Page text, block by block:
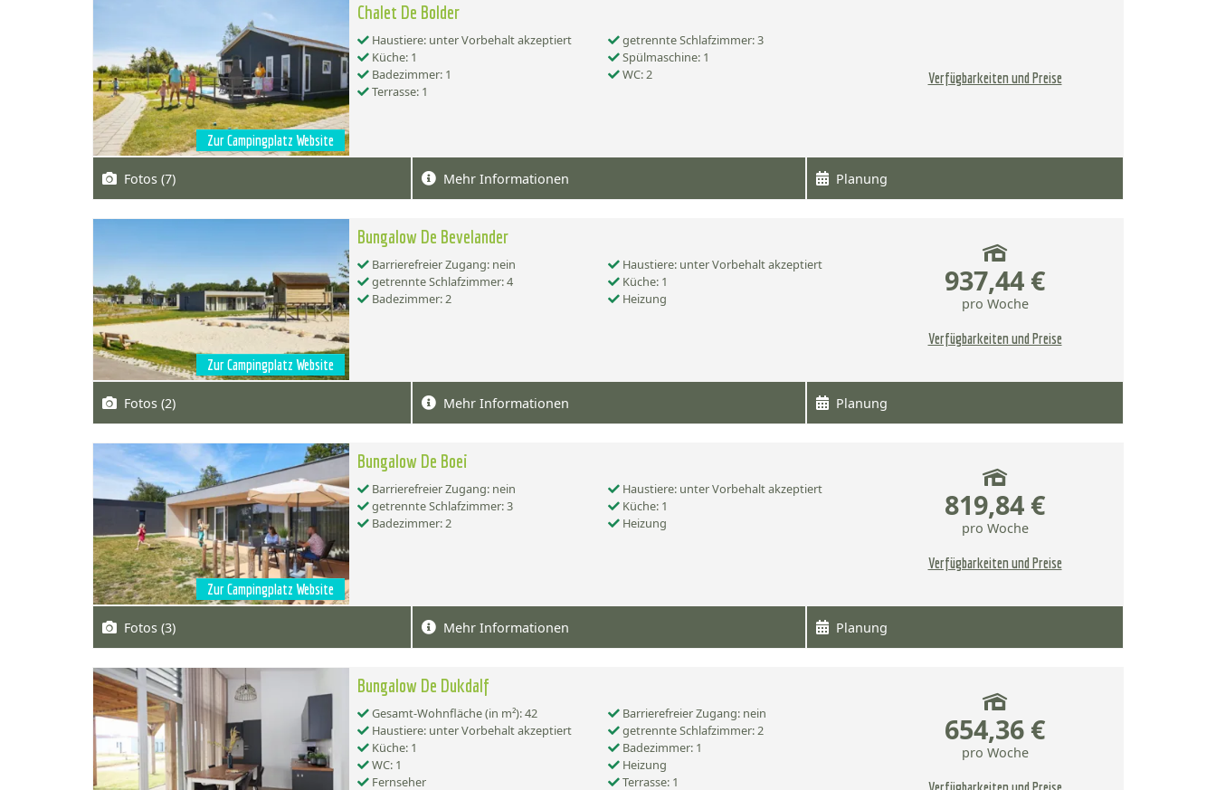
Zur Campingplatz Website
Chalet De Bolder
Haustiere: unter Vorbehalt akzeptiert
getrennte Schlafzimmer: 3
Küche: 1
Spülmaschine: 1
Badezimmer: 1
WC: 2
Terrasse: 1
Verfügbarkeiten und Preise
Fotos (7) Mehr Informationen Planung
Zur Campingplatz Website
Bungalow De Bevelander
Barrierefreier Zugang: nein
Haustiere: unter Vorbehalt akzeptiert
getrennte Schlafzimmer: 4
Küche: 1
Badezimmer: 2
Heizung
937,44 €
pro Woche
Verfügbarkeiten und Preise
Fotos (2) Mehr Informationen Planung
Zur Campingplatz Website
Bungalow De Boei
Barrierefreier Zugang: nein
Haustiere: unter Vorbehalt akzeptiert
getrennte Schlafzimmer: 3
Küche: 1
Badezimmer: 2
Heizung
819,84 €
pro Woche
Verfügbarkeiten und Preise
Fotos (3) Mehr Informationen Planung
Bungalow De Dukdalf
Gesamt-Wohnfläche (in m²): 42
Barrierefreier Zugang: nein
Haustiere: unter Vorbehalt akzeptiert
getrennte Schlafzimmer: 2
Küche: 1
Badezimmer: 1
WC: 1
Heizung
Fernseher
Terrasse: 1
654,36 €
pro Woche